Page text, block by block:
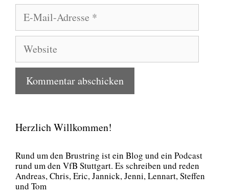
E-
Mail-
Adresse
Website
Herzlich Willkommen!
Rund um den Brust­ring ist ein Blog und ein Pod­cast
rund um den VfB Stutt­gart. Es schrei­ben und reden
Andre­as, Chris, Eric, Jan­nick, Jen­ni, Lenn­art, Stef­fen
und Tom